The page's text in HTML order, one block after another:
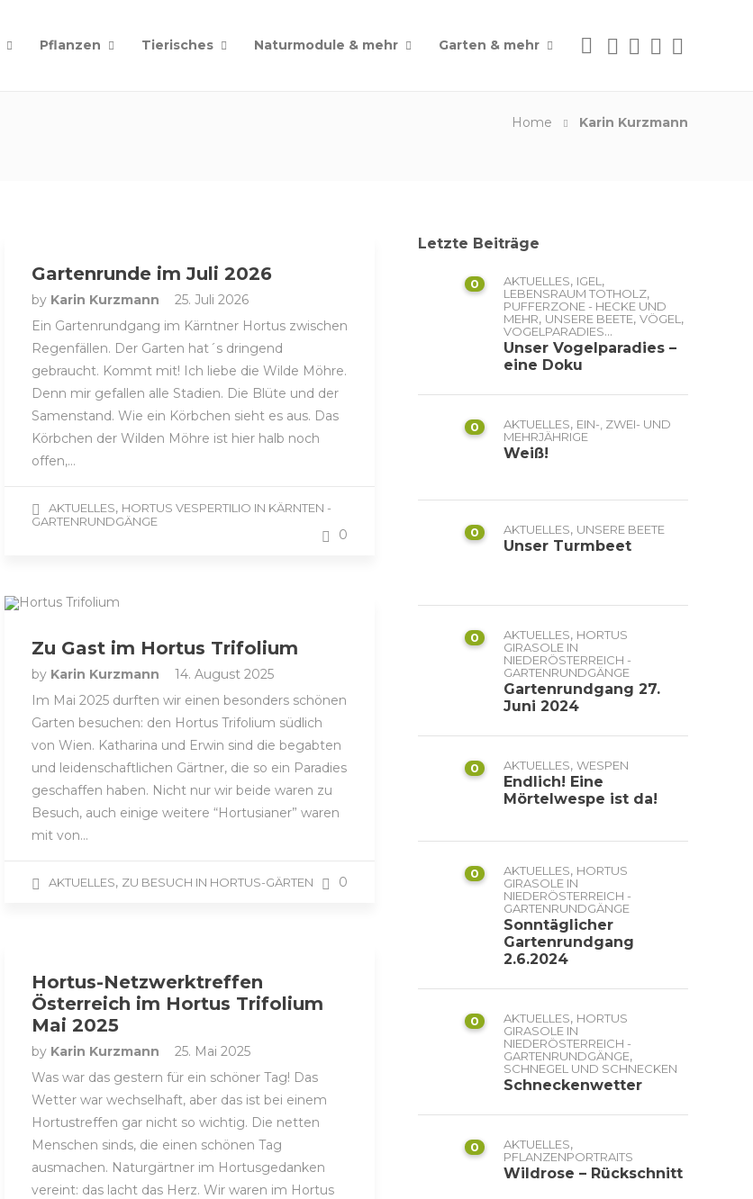
Pflanzen Tierisches Naturmodule & mehr Garten & mehr
Home Karin Kurzmann
Gartenrunde im Juli 2026
by Karin Kurzmann
25. Juli 2026
Ein Gartenrundgang im Kärntner Hortus zwischen
Regenfällen. Der Garten hat´s dringend
gebraucht. Kommt mit! Ich liebe die Wilde Möhre.
Denn mir gefallen alle Stadien. Die Blüte und der
Samenstand. Wie ein Körbchen sieht es aus. Das
Körbchen der Wilden Möhre ist hier halb noch
offen,…
AKTUELLES, HORTUS VESPERTILIO IN KÄRNTEN -
GARTENRUNDGÄNGE
0
Zu Gast im Hortus Trifolium
by Karin Kurzmann
14. August 2025
Im Mai 2025 durften wir einen besonders schönen
Garten besuchen: den Hortus Trifolium südlich
von Wien. Katharina und Erwin sind die begabten
und leidenschaftlichen Gärtner, die so ein Paradies
geschaffen haben. Nicht nur wir beide waren zu
Besuch, auch einige weitere “Hortusianer” waren
mit von…
AKTUELLES, ZU BESUCH IN HORTUS-GÄRTEN 0
Hortus-Netzwerktreffen
Österreich im Hortus Trifolium
Mai 2025
by Karin Kurzmann
25. Mai 2025
Was war das gestern für ein schöner Tag! Das
Wetter war wechselhaft, aber das ist bei einem
Hortustreffen gar nicht so wichtig. Die netten
Menschen sinds, die einen schönen Tag
ausmachen. Naturgärtner im Hortusgedanken
vereint: das lacht das Herz. Wir waren im Hortus
Letzte Beiträge
0 AKTUELLES, IGEL ,
LEBENSRAUM TOTHOLZ,
PUFFERZONE - HECKE UND
MEHR, UNSERE BEETE, VÖGEL ,
VOGELPARADIES...
Unser Vogelparadies –
eine Doku
0 AKTUELLES, EIN-, ZWEI- UND
MEHRJÄHRIGE
Weiß!
0 AKTUELLES, UNSERE BEETE
Unser Turmbeet
0 AKTUELLES, HORTUS
GIRASOLE IN
NIEDERÖSTERREICH -
GARTENRUNDGÄNGE
Gartenrundgang 27.
Juni 2024
0 AKTUELLES, WESPEN
Endlich! Eine
Mörtelwespe ist da!
0 AKTUELLES, HORTUS
GIRASOLE IN
NIEDERÖSTERREICH -
GARTENRUNDGÄNGE
Sonntäglicher
Gartenrundgang
2.6.2024
0 AKTUELLES, HORTUS
GIRASOLE IN
NIEDERÖSTERREICH -
GARTENRUNDGÄNGE,
SCHNEGEL UND SCHNECKEN
Schneckenwetter
0 AKTUELLES,
PFLANZENPORTRAITS
Wildrose – Rückschnitt